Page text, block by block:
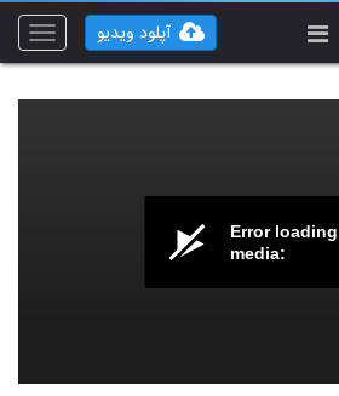
Toggle
آپلود ویدیو
Error loading
media: